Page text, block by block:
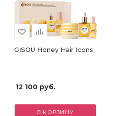
GISOU Honey Hair Icons
12 100руб.
В КОРЗИНУ